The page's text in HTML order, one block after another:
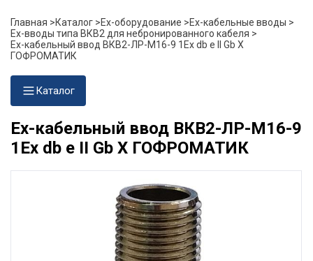
Главная >Каталог >Ex-оборудование >Ex-кабельные вводы >
Ex-вводы типа ВКВ2 для небронированного кабеля >
Ех-кабельный ввод ВКВ2-ЛР-М16-9 1Ex db e II Gb X
ГОФРОМАТИК
Каталог
Ех-кабельный ввод ВКВ2-ЛР-М16-9
1Ex db e II Gb X ГОФРОМАТИК